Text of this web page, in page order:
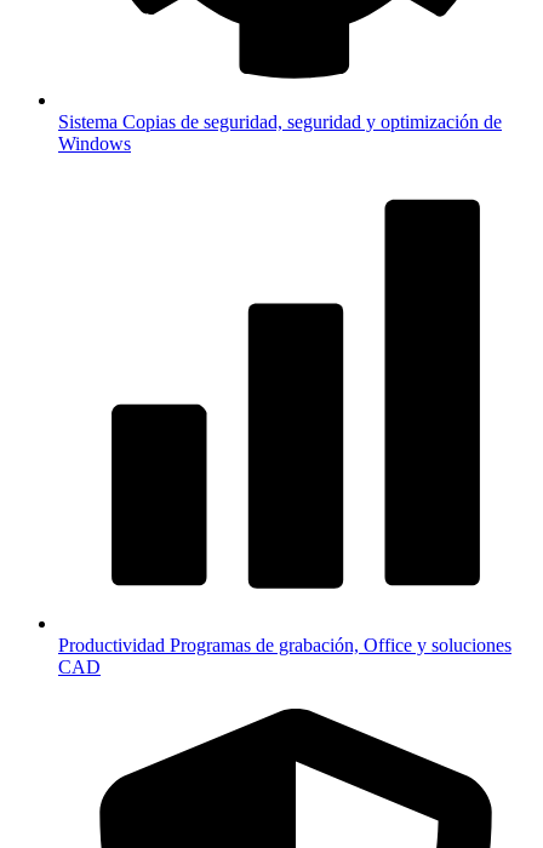
Sistema Copias de seguridad, seguridad y optimización de
Windows
Productividad Programas de grabación, Office y soluciones
CAD